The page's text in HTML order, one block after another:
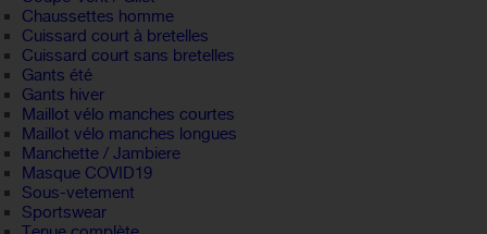
Chaussettes homme
Cuissard court à bretelles
Cuissard court sans bretelles
Gants été
Gants hiver
Maillot vélo manches courtes
Maillot vélo manches longues
Manchette / Jambiere
Masque COVID19
Sous-vetement
Sportswear